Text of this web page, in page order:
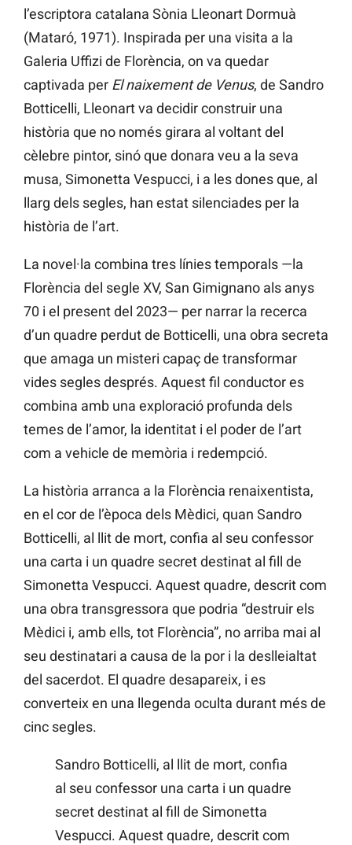
l’escriptora catalana Sònia Lleonart Dormuà
(Mataró, 1971). Inspirada per una visita a la
Galeria Uffizi de Florència, on va quedar
captivada per El naixement de Venus, de Sandro
Botticelli, Lleonart va decidir construir una
història que no només girara al voltant del
cèlebre pintor, sinó que donara veu a la seva
musa, Simonetta Vespucci, i a les dones que, al
llarg dels segles, han estat silenciades per la
història de l’art.
La novel·la combina tres línies temporals —la
Florència del segle XV, San Gimignano als anys
70 i el present del 2023— per narrar la recerca
d’un quadre perdut de Botticelli, una obra secreta
que amaga un misteri capaç de transformar
vides segles després. Aquest fil conductor es
combina amb una exploració profunda dels
temes de l’amor, la identitat i el poder de l’art
com a vehicle de memòria i redempció.
La història arranca a la Florència renaixentista,
en el cor de l’època dels Mèdici, quan Sandro
Botticelli, al llit de mort, confia al seu confessor
una carta i un quadre secret destinat al fill de
Simonetta Vespucci. Aquest quadre, descrit com
una obra transgressora que podria “destruir els
Mèdici i, amb ells, tot Florència”, no arriba mai al
seu destinatari a causa de la por i la deslleialtat
del sacerdot. El quadre desapareix, i es
converteix en una llegenda oculta durant més de
cinc segles.
Sandro Botticelli, al llit de mort, confia
al seu confessor una carta i un quadre
secret destinat al fill de Simonetta
Vespucci. Aquest quadre, descrit com